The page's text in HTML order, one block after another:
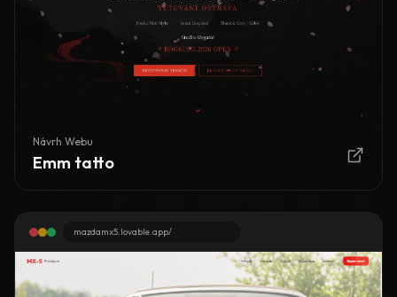
Návrh Webu
Emm tatto
mazdamx5.lovable.app/